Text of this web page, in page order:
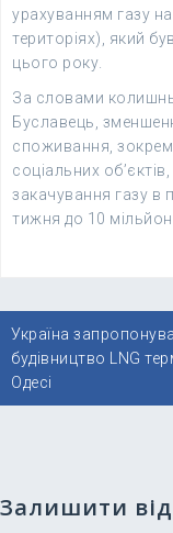
урахуванням газу
територіях), який
цього року.
За словами
Буславець,
споживання,
соціальних
закачування газу в
тижня до 10
Навігація
записів
Україна
будівництво LNG
Одесі
Залишити